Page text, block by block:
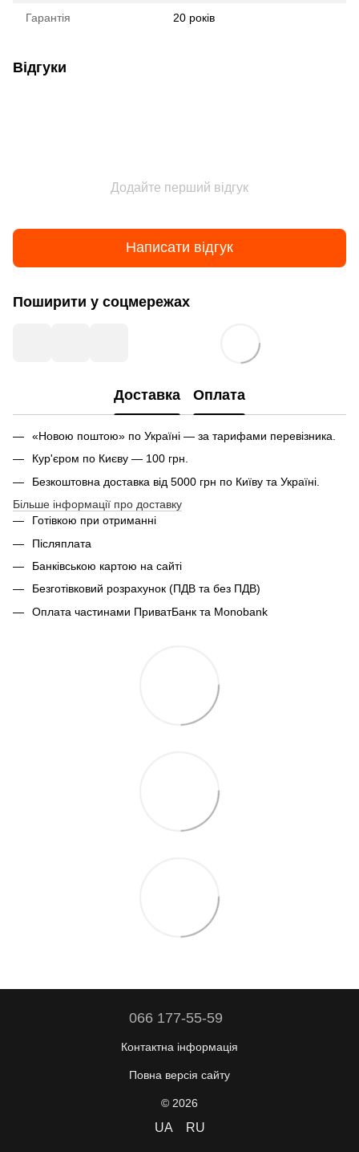
Гарантія 20 років
Відгуки
Додайте перший відгук
Написати відгук
Поширити у соцмережах
Доставка Оплата
«Новою поштою» по Україні — за тарифами перевізника.
Кур'єром по Києву — 100 грн.
Безкоштовна доставка від 5000 грн по Київу та Україні.
Більше інформації про доставку
Готівкою при отриманні
Післяплата
Банківською картою на сайті
Безготівковий розрахунок (ПДВ та без ПДВ)
Оплата частинами ПриватБанк та Monobank
066 177-55-59
Контактна інформація
Повна версія сайту
© 2026
UA RU